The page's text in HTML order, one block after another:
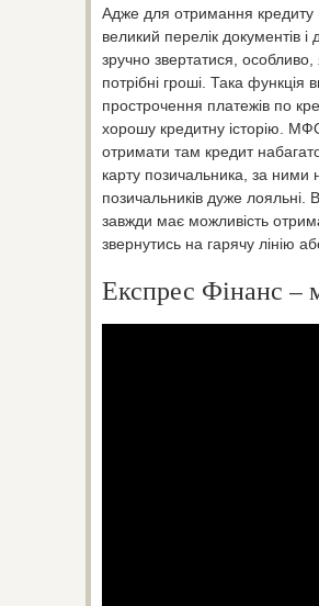
Адже для отримання кредиту
великий перелік документів
зручно звертатися, особливо,
потрібні гроші. Така функція
прострочення платежів по
хорошу кредитну історію.
отримати там кредит
карту позичальника, за ними
позичальників дуже лояльні.
завжди має можливість
звернутись на гарячу лінію
Експрес Фінанс –